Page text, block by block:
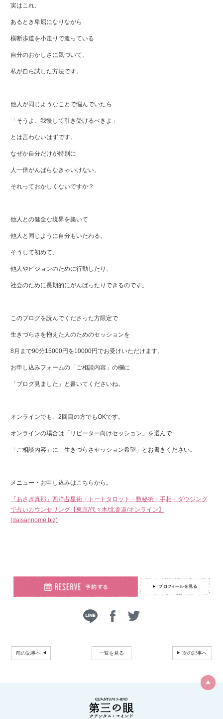
実はこれ、
あるとき卑屈になりながら
横断歩道を小走りで渡っている
自分のおかしさに気づいて、
私が自ら試した方法です。
他人が同じようなことで悩んでいたら
「そうよ、我慢して引き受けるべきよ」
とは言わないはずです。
なぜか自分だけが特別に
人一倍がんばらなきゃいけない。
それっておかしくないですか？
他人との健全な境界を築いて
他人と同じように自分もいたわる。
そうして初めて、
他人やビジョンのために行動したり、
社会のために長期的にがんばったりできるのです。
このブログを読んでくださった方限定で
生きづらさを抱えた人のためのセッションを
8月まで90分15000円を10000円でお受けいただけます。
お申し込みフォームの「ご相談内容」の欄に
「ブログ見ました」と書いてくださいね。
オンラインでも、2回目の方でもOKです。
オンラインの場合は「リピーター向けセッション」を選んで
「ご相談内容」に「生きづらさセッション希望」とお書きください。
メニュー・お申し込みはこちらから。
『あさぎ真那』西洋占星術・トートタロット・数秘術・手相・ダウジング
で占いカウンセリング【東京/代々木/北参道/オンライン】
(daisannome.biz)
前の記事へ 一覧を見る 次の記事へ